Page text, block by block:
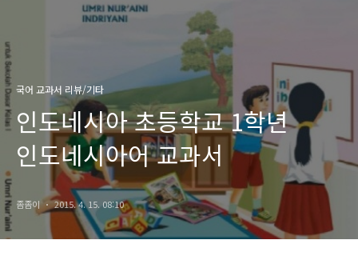
국어 교과서 리뷰/기타
인도네시아 초등학교 1학년
인도네시아어 교과서
좀좀이 2015. 4. 15. 08:10